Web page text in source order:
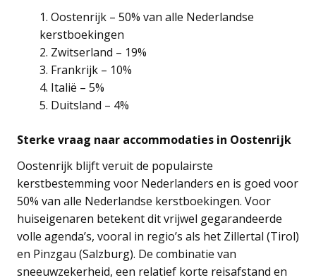
Oostenrijk – 50% van alle Nederlandse
kerstboekingen
Zwitserland – 19%
Frankrijk – 10%
Italië – 5%
Duitsland – 4%
Sterke vraag naar accommodaties in Oostenrijk
Oostenrijk blijft veruit de populairste
kerstbestemming voor Nederlanders en is goed voor
50% van alle Nederlandse kerstboekingen. Voor
huiseigenaren betekent dit vrijwel gegarandeerde
volle agenda’s, vooral in regio’s als het Zillertal (Tirol)
en Pinzgau (Salzburg). De combinatie van
sneeuwzekerheid, een relatief korte reisafstand en